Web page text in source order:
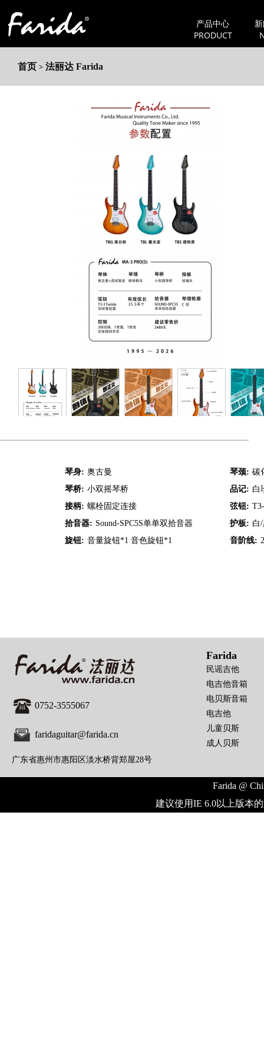
产品中心
PRODUCT
首页 > 法丽达 Farida
琴身: 奥古曼 琴颈: 碳
琴桥: 小双摇琴桥 品记: 白
接柄: 螺栓固定连接 弦钮:
拾音器: Sound-SPC5S单单双拾音器 护板: 白
旋钮: 音量旋钮*1 音色旋钮*1 音阶线:
0752-3555067
faridaguitar@farida.cn
广东省惠州市惠阳区淡水桥背郑屋28号
Farida
民谣吉他
电吉他音箱
电贝斯音箱
电吉他
儿童贝斯
成人贝斯
Farida @
建议使用IE 6.0以上版本